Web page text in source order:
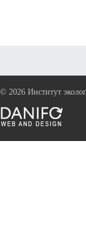
© 2026 Институт